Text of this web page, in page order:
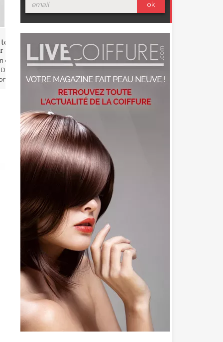
maquillage
le printemps 2019
de l’hiver approche à grand
un mois à peine, nous
dans une ...
Rougeurs sur le visage : nos
astuces pour leur dire Adieu
Vos rougeurs sur le visage ne sont
d’alcool ? ...
ok